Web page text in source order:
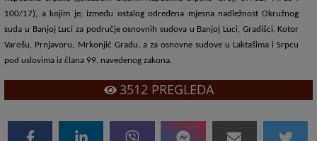
100/17), a kojim je, između ostalog određena mjesna nadležnost Okružnog
suda u Banjoj Luci za područje osnovnih sudova u Banjoj Luci, Gradišci, Kotor
Varošu, Prnjavoru, Mrkonjić Gradu, a za osnovne sudove u Laktašima i Srpcu
pod uslovima iz člana 99. navedenog zakona.
3512PREGLEDA